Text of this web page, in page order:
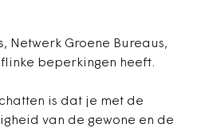
Netwerk Groene Bureaus,
beperkingen heeft.
is dat je met de
van de gewone en de